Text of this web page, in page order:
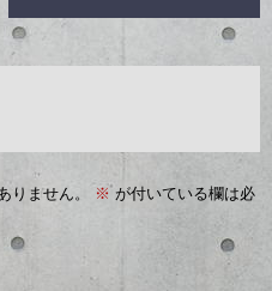
りません。 ※が付いている欄は必